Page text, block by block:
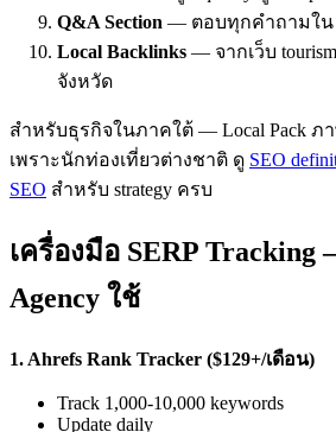
Q&A Section — ตอบทุกคำถามใน
Local Backlinks — จากเว็บ
จังหวัด
สำหรับธุรกิจในภาคใต้ — Local Pack
เพราะนักท่องเที่ยวต่างชาติ ดู SEO
SEO สำหรับ strategy ครบ
เครื่องมือ SERP
Agency ใช้
1. Ahrefs Rank Tracker ($129+/เดือน)
Track 1,000-10,000 keywords
Update daily